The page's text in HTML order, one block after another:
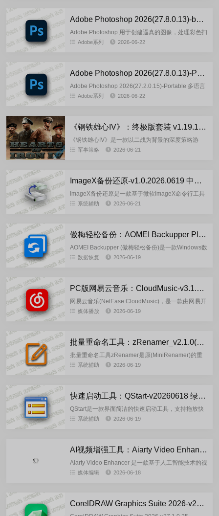
Adobe Photoshop 2026(27.8.0.13)-by7997 多语言安装版
Adobe Photoshop 用于创建逼真的图像，处理彩色扫
描图像，进行修饰、色彩校正、拼贴、图形转换、色
Adobe系列 2026-06-22
Adobe Photoshop 2026(27.8.0.13)-Portable-by7997 多语言轻量便携版
Adobe Photoshop 2026(27.2.0.15)-Portable 多语言
绿色便携版非精简版，由俄罗斯 @7997大佬制作！
Adobe系列 2026-06-22
《钢铁雄心IV》：终极版套装 v1.19.1.0+DLCs_Pioneer 重置版(2026.06.20)
《钢铁雄心IV》是一款以二战为背景的深度策略游
戏，由Paradox开发，2016年发行，支持1-8人联
军事策略 2026-06-21
ImageX备份还原-v1.0.2026.0619 中文绿色版
ImageX备份还原是一款基于微软ImageX命令行工具
编写的可视化系统备份还原工具，ImageX用于创
系统辅助 2026-06-21
傲梅轻松备份：AOMEI Backupper Plus 8.4.0 绿色便携版
AOMEI Backupper (傲梅轻松备份)是一款Windows数
据备份软件，傲梅备份工具可以轻松备份还原各种数
数据恢复 2026-06-19
PC版网易云音乐：CloudMusic-v3.1.34.205281 绿色版
网易云音乐(NetEase CloudMusic)，是一款由网易开
发的音乐产品，是当下十分受年轻用户最喜爱的音乐
媒体播放 2026-06-19
批量重命名工具：zRenamer_v2.1.0(2026.06.18) 绿色版
批量重命名工具zRenamer是原(MiniRenamer)的重
新构建版，zRenamer是一款绿色便携且小巧实用的
系统辅助 2026-06-19
快速启动工具：QStart-v20260618 绿色单文件版
QStart是一款界面简洁的快速启动工具，支持拖放快
捷方式、自定义快捷键，并提供部分扩展功能。核心
系统辅助 2026-06-19
AI视频增强工具：Aiarty Video Enhancer-v3.7 多语言绿色便携版
Aiarty Video Enhancer 是一款基于人工智能技术的视
频画质增强工具，旨在通过AI算法自动修复、提升和
媒体编辑 2026-06-18
CorelDRAW Graphics Suite 2026-v27.1.0.25-KpoJIuK 直装破解版